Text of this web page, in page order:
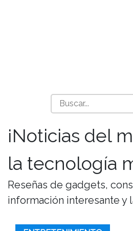
¡Noticias del
la tecnología
Reseñas de gadgets,
información interesante y